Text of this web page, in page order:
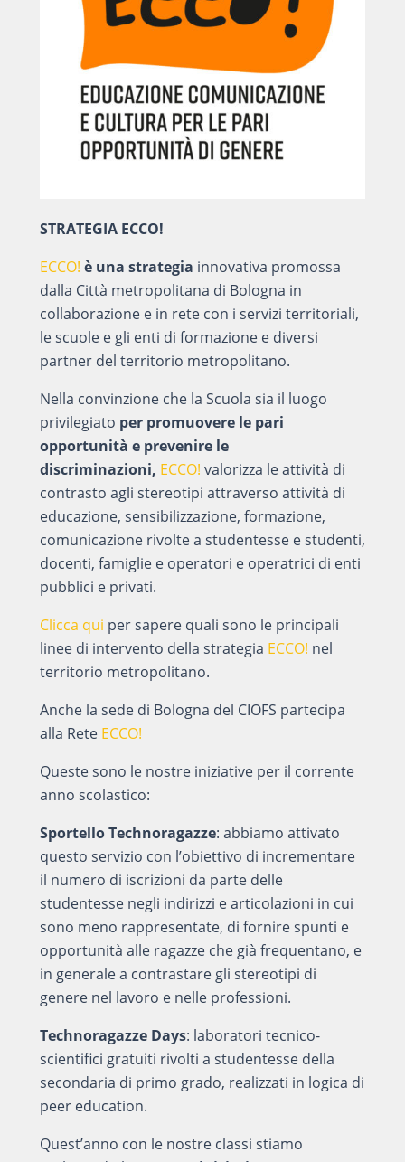
STRATEGIA ECCO!
ECCO! è una strategia innovativa promossa
dalla Città metropolitana di Bologna in
collaborazione e in rete con i servizi territoriali,
le scuole e gli enti di formazione e diversi
partner del territorio metropolitano.
Nella convinzione che la Scuola sia il luogo
privilegiato per promuovere le pari
opportunità e prevenire le
discriminazioni, ECCO! valorizza le attività di
contrasto agli stereotipi attraverso attività di
educazione, sensibilizzazione, formazione,
comunicazione rivolte a studentesse e studenti,
docenti, famiglie e operatori e operatrici di enti
pubblici e privati.
Clicca qui per sapere quali sono le principali
linee di intervento della strategia ECCO! nel
territorio metropolitano.
Anche la sede di Bologna del CIOFS partecipa
alla Rete ECCO!
Queste sono le nostre iniziative per il corrente
anno scolastico:
Sportello Technoragazze: abbiamo attivato
questo servizio con l’obiettivo di incrementare
il numero di iscrizioni da parte delle
studentesse negli indirizzi e articolazioni in cui
sono meno rappresentate, di fornire spunti e
opportunità alle ragazze che già frequentano, e
in generale a contrastare gli stereotipi di
genere nel lavoro e nelle professioni.
Technoragazze Days: laboratori tecnico-
scientifici gratuiti rivolti a studentesse della
secondaria di primo grado, realizzati in logica di
peer education.
Quest’anno con le nostre classi stiamo